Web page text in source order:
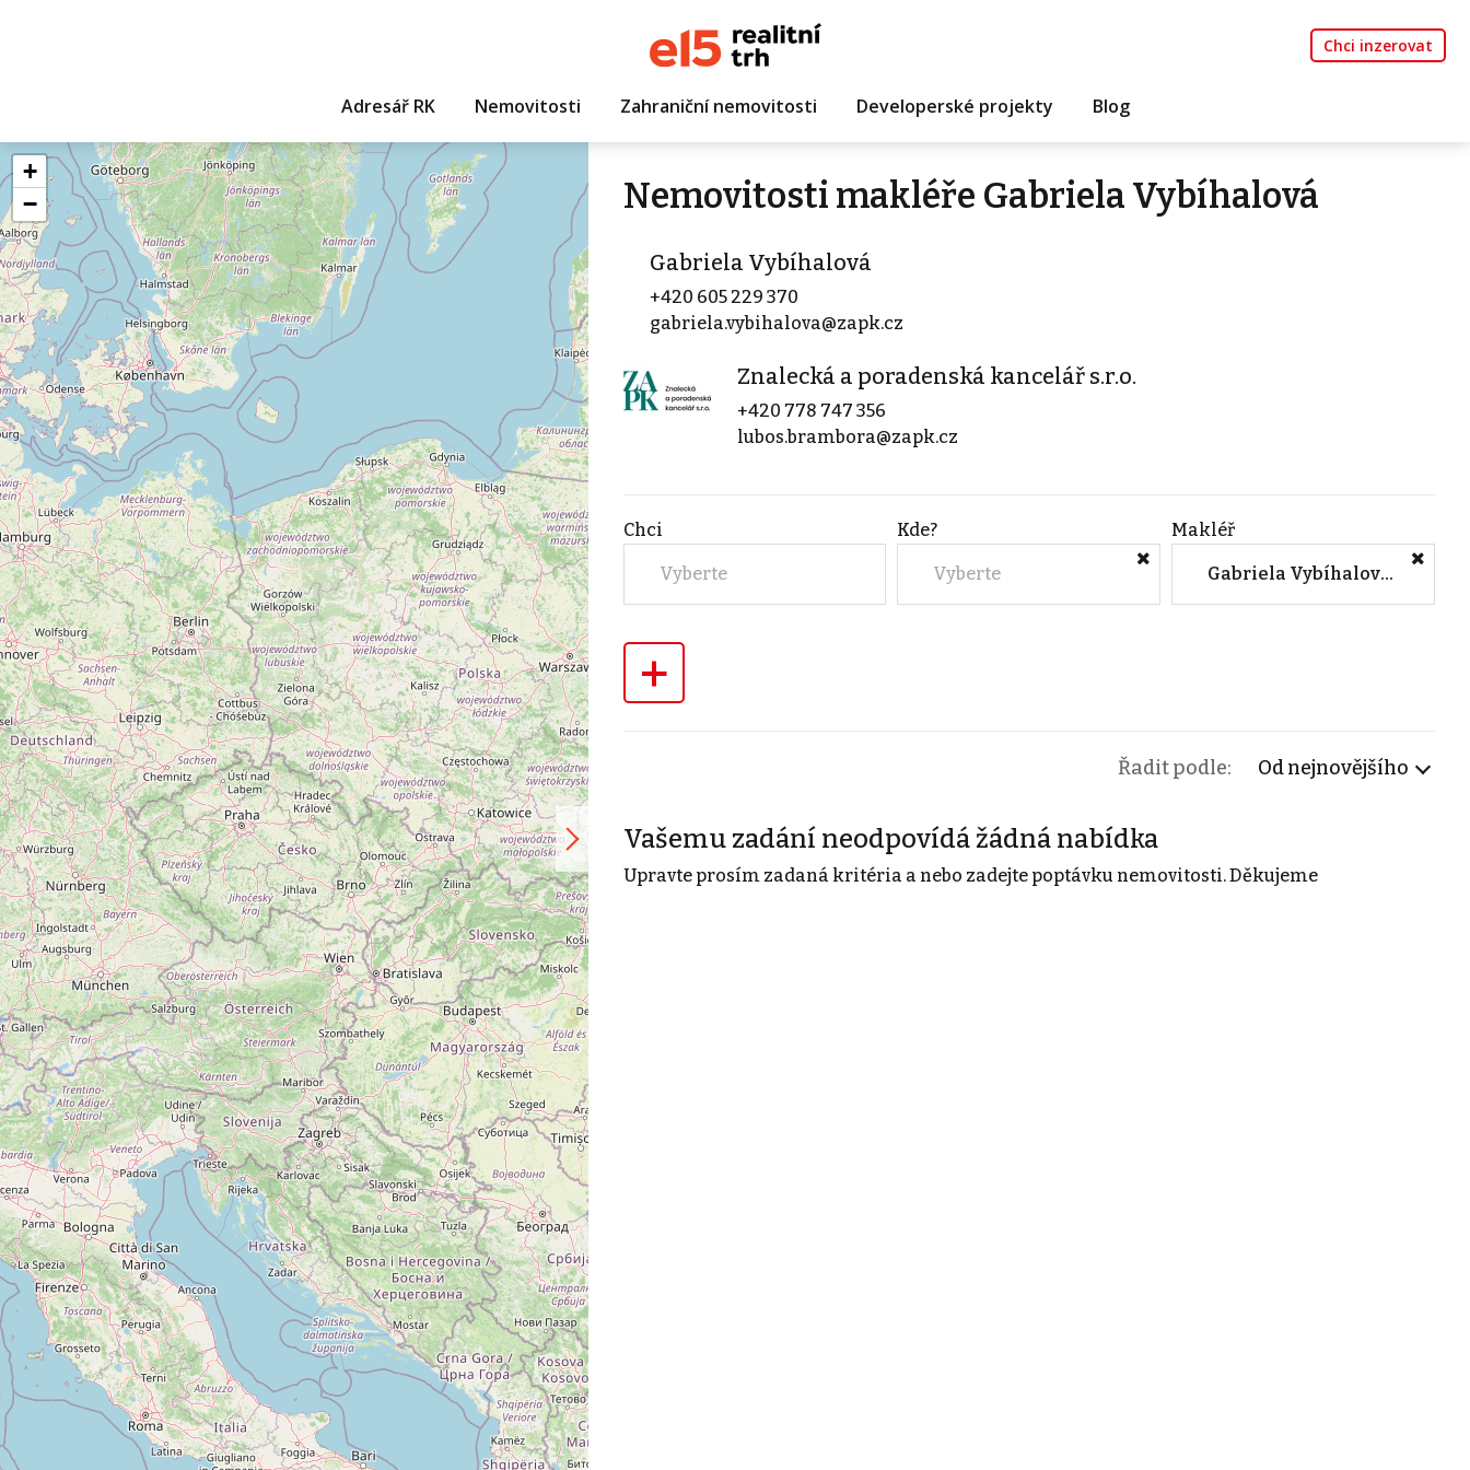
Chci inzerovat
Adresář RK Nemovitosti Zahraniční nemovitosti Developerské projekty Blog
+
−
Nemovitosti makléře Gabriela Vybíhalová
Gabriela Vybíhalová
+420 605 229 370
gabriela.vybihalova@zapk.cz
Znalecká a poradenská kancelář s.r.o.
+420 778 747 356
lubos.brambora@zapk.cz
Chci
Vyberte
Kde?
Vyberte
Makléř
Gabriela Vybíhalová (Znalecká a poradenská kancelář s.r.o.)
+
Řadit podle: Od nejnovějšího
Vašemu zadání neodpovídá žádná nabídka
Upravte prosím zadaná kritéria a nebo zadejte poptávku nemovitosti. Děkujeme